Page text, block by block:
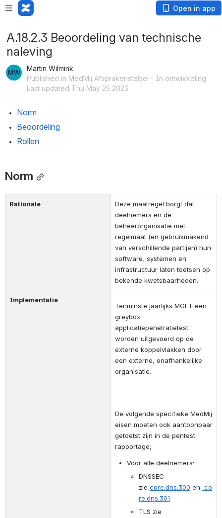
Open in app
A.18.2.3 Beoordeling van technische
naleving
Martin Wilmink
Published in MedMij Afsprakenstelsel - In ontwikkeling
Last updated Thu May 25 2023
Norm
Beoordeling
Rollen
Norm
Rationale
Deze maatregel borgt dat
deelnemers en de
beheerorganisatie met
regelmaat (en gebruikmakend
van verschillende partijen) hun
software, systemen en
infrastructuur laten toetsen op
bekende kwetsbaarheden.
Implementatie
Tenminste jaarlijks MOET een
greybox
applicatiepenetratietest
worden uitgevoerd op de
externe koppelvlakken door
een externe, onafhankelijke
organisatie.
De volgende specifieke MedMij
eisen moeten ook aantoonbaar
getoetst zijn in de pentest
rapportage;
Voor alle deelnemers:
DNSSEC
zie core.dns.300 en co
re.dns.301
TLS zie